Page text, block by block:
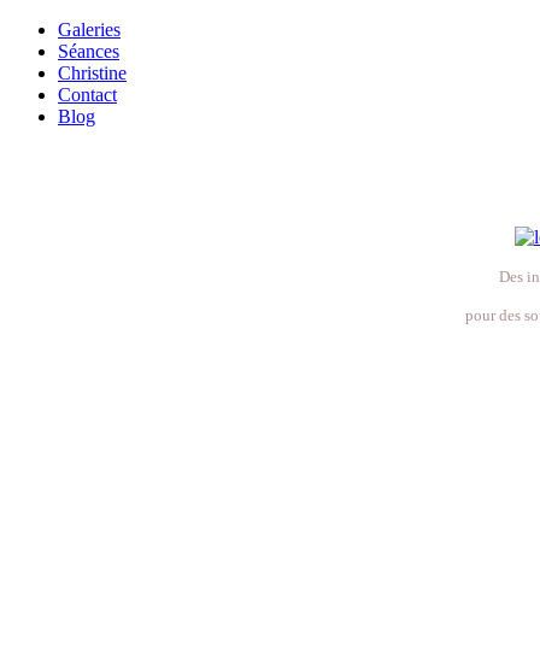
Galeries
Séances
Christine
Contact
Blog
Des
pour des